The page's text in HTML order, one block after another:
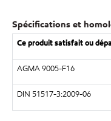
Spécifications et
Ce produit satisfait ou
AGMA 9005-F16
DIN 51517-3:2009-06